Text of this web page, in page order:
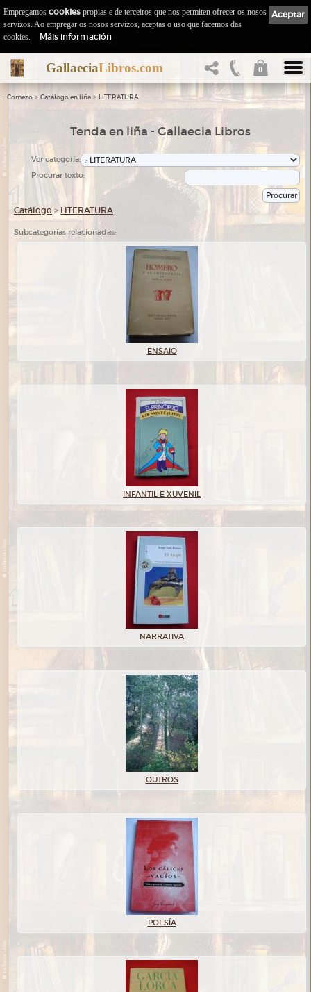
GallaeciaLibros.com 0
:: Comezo > Catálogo en liña > LITERATURA
Tenda en liña - Gallaecia Libros
Ver categoría:
Procurar texto:
Catálogo >LITERATURA
Subcategorías relacionadas:
ENSAIO
INFANTIL E XUVENIL
NARRATIVA
OUTROS
POESÍA
Aceptar
Empregamos cookies propias e de terceiros que nos permiten ofrecer os nosos
servizos. Ao empregar os nosos servizos, aceptas o uso que facemos das
cookies.
Máis información